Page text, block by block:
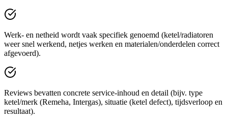
Werk- en netheid wordt vaak specifiek genoemd (ketel/radiatoren
weer snel werkend, netjes werken en materialen/onderdelen correct
afgevoerd).
Reviews bevatten concrete service-inhoud en detail (bijv. type
ketel/merk (Remeha, Intergas), situatie (ketel defect), tijdsverloop en
resultaat).